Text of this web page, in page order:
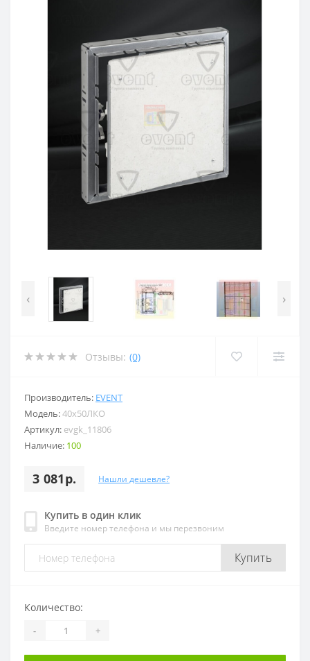
‹ ›
Отзывы: (0)
Производитель: EVENT
Модель:40x50ЛКО
Артикул: evgk_11806
Наличие: 100
3 081р. Нашли дешевле?
Купить в один клик
Введите номер телефона и мы перезвоним
Купить
Количество:
- +